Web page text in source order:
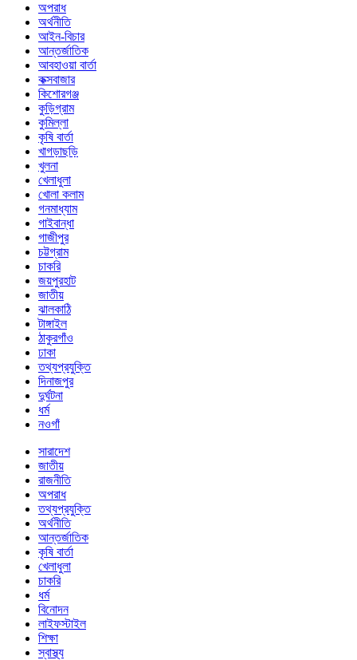
অপরাধ
অর্থনীতি
আইন-বিচার
আন্তর্জাতিক
আবহাওয়া বার্তা
কক্সবাজার
কিশোরগঞ্জ
কুড়িগ্রাম
কুমিল্লা
কৃষি বার্তা
খাগড়াছড়ি
খুলনা
খেলাধুলা
খোলা কলাম
গনমাধ্যাম
গাইবান্ধা
গাজীপুর
চট্টগ্রাম
চাকরি
জয়পুরহাট
জাতীয়
ঝালকাঠি
টাঙ্গাইল
ঠাকুরগাঁও
ঢাকা
তথ্যপ্রযুক্তি
দিনাজপুর
দুর্ঘটনা
ধর্ম
নওগাঁ
সারাদেশ
জাতীয়
রাজনীতি
অপরাধ
তথ্যপ্রযুক্তি
অর্থনীতি
আন্তর্জাতিক
কৃষি বার্তা
খেলাধুলা
চাকরি
ধর্ম
বিনোদন
লাইফস্টাইল
শিক্ষা
স্বাস্থ্য